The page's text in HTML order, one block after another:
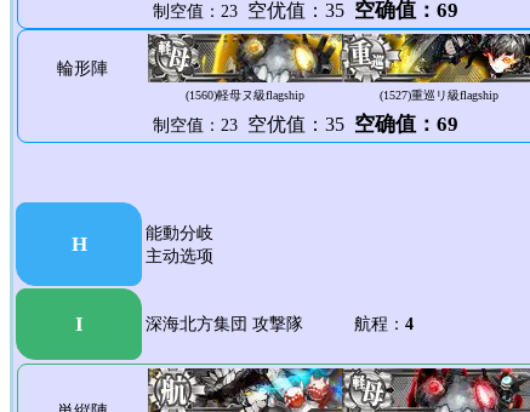
制空值：23 空优值：35 空确值：69
輪形陣
(1560)軽母ヌ級flagship (1527)重巡リ級flagship
制空值：23 空优值：35 空确值：69
H
能動分岐
主动选项
I 深海北方集団 攻撃隊 航程： 4